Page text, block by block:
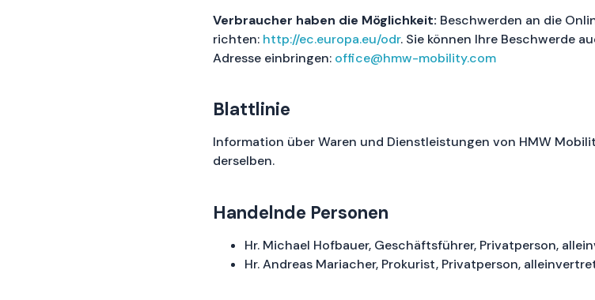
Verbraucher haben die Möglichkeit: Beschwerden an die
richten: http://ec.europa.eu/odr. Sie können Ihre Beschwerde
Adresse einbringen: office@hmw-mobility.com
Blattlinie
Information über Waren und Dienstleistungen von HMW
derselben.
Handelnde Personen
Hr. Michael Hofbauer, Geschäftsführer, Privatperson,
Hr. Andreas Mariacher, Prokurist, Privatperson,